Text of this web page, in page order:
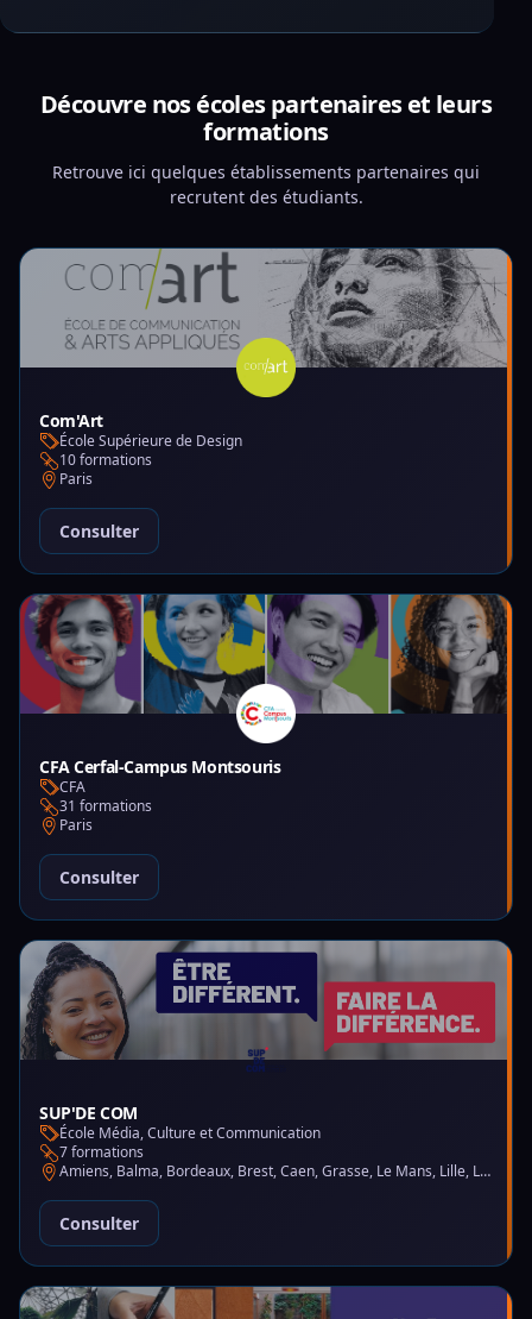
Découvre nos écoles partenaires et leurs
formations
Retrouve ici quelques établissements partenaires qui
recrutent des étudiants.
Com'Art
École Supérieure de Design
10 formations
Paris
Consulter
CFA Cerfal-Campus Montsouris
CFA
31 formations
Paris
Consulter
SUP'DE COM
École Média, Culture et Communication
7 formations
Amiens, Balma, Bordeaux, Brest, Caen, Grasse, Le Mans, Lille, Lyon, Montpellier, Nantes, Nice, Paris, Saint-Martin-d'Hères
Consulter